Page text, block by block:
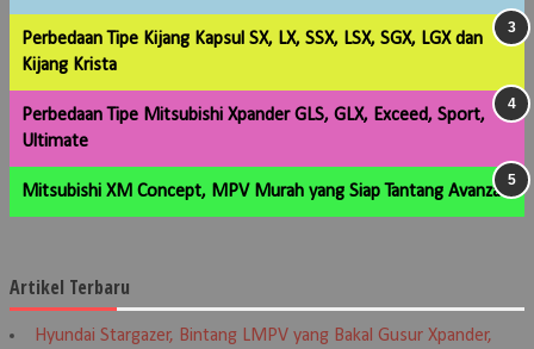
Perbedaan Tipe Kijang Kapsul SX, LX, SSX, LSX, SGX, LGX dan
Kijang Krista
Perbedaan Tipe Mitsubishi Xpander GLS, GLX, Exceed, Sport,
Ultimate
Mitsubishi XM Concept, MPV Murah yang Siap Tantang Avanza
Artikel Terbaru
Hyundai Stargazer, Bintang LMPV yang Bakal Gusur Xpander,